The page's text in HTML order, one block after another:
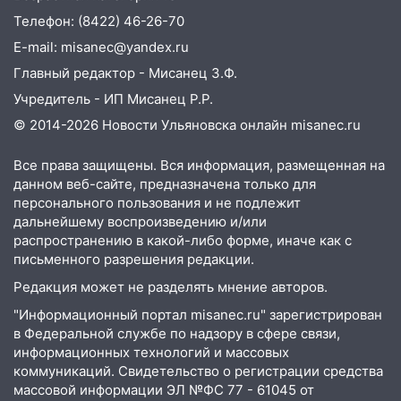
05:18
Судьба готовит сюрприз: гороскоп
на 8 августа — кому повезет с
деньгами, а кого ждет неожиданная
встреча
04:47 В Ульяновской области объявили
ракетную опасность: звучат сирены
20:40 Ульяновские аграрии смогут
купить тракторы с отсрочкой платежа
до декабря
19:34 В следственном управлении
состоялось торжественное
мероприятие, приуроченное к
празднованию Дня сотрудника органов
следствия Российской Федерации
19:30 Ульяновцев приглашают
поддержать «Симбирскую чебурашку»
Телефон: (8422) 46-26-70
E-mail: misanec@yandex.ru
Главный редактор - Мисанец З.Ф.
Учредитель - ИП Мисанец Р.Р.
© 2014-2026 Новости Ульяновска онлайн misanec.ru
Все права защищены. Вся информация, размещенная на
данном веб-сайте, предназначена только для
персонального пользования и не подлежит
дальнейшему воспроизведению и/или
распространению в какой-либо форме, иначе как с
письменного разрешения редакции.
Редакция может не разделять мнение авторов.
"Информационный портал misanec.ru" зарегистрирован
в Федеральной службе по надзору в сфере связи,
информационных технологий и массовых
коммуникаций. Свидетельство о регистрации средства
массовой информации ЭЛ №ФС 77 - 61045 от